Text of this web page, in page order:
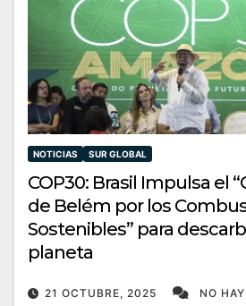
NOTICIAS SUR GLOBAL
COP30: Brasil Impulsa el
de Belém por los
Sostenibles” para
planeta
21 OCTUBRE, 2025
NO